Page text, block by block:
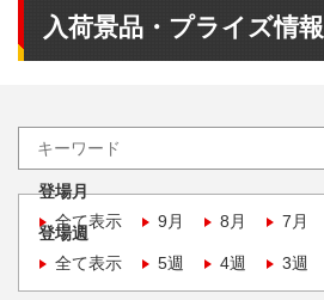
入荷景品・プライズ情報
登場月
全て表示
9月 8月 7月
登場週
全て表示
5週 4週 3週